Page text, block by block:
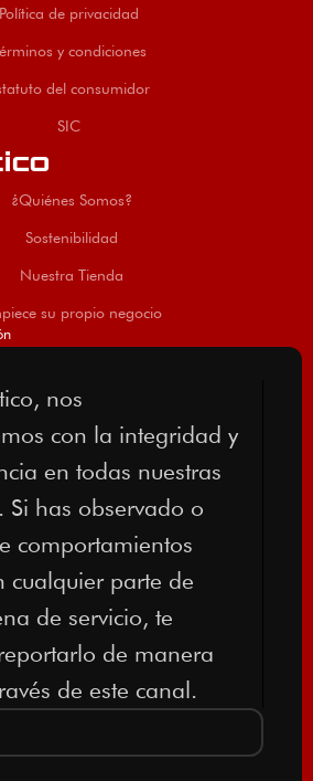
Política de privacidad
y condiciones
del consumidor
SIC
¿Quiénes Somos?
Sostenibilidad
Nuestra Tienda
su propio negocio
nos
con la integridad y
en todas nuestras
Si has observado o
comportamientos
cualquier parte de
de servicio, te
de manera
de este canal.